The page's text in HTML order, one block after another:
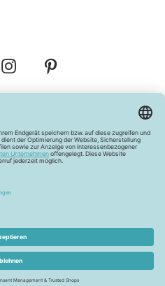
Vertrag widerrufen